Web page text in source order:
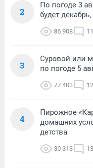
2
По погоде 3
будет
86 908 11
3
Суровой или
по погоде 5
77 403 12
4
Пирожное
домашних
детства
30 313 13